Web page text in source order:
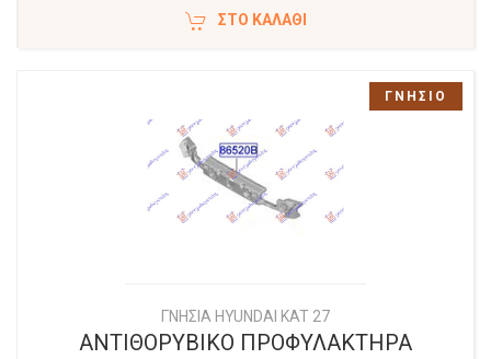
ΣΤΟ ΚΑΛΆΘΙ
ΓΝΗΣΙΑ HYUNDAI KAT 27
ΑΝΤΙΘΟΡΥΒΙΚΟ ΠΡΟΦΥΛΑΚΤΗΡΑ
ΓΝΗΣΙΟ